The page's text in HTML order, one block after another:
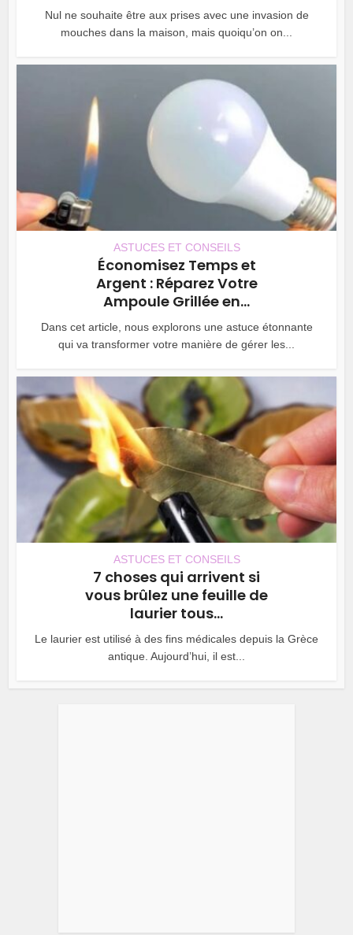
Nul ne souhaite être aux prises avec une invasion de
mouches dans la maison, mais quoiqu’on on...
ASTUCES ET CONSEILS
Économisez Temps et
Argent : Réparez Votre
Ampoule Grillée en...
Dans cet article, nous explorons une astuce étonnante
qui va transformer votre manière de gérer les...
ASTUCES ET CONSEILS
7 choses qui arrivent si
vous brûlez une feuille de
laurier tous...
Le laurier est utilisé à des fins médicales depuis la Grèce
antique. Aujourd’hui, il est...